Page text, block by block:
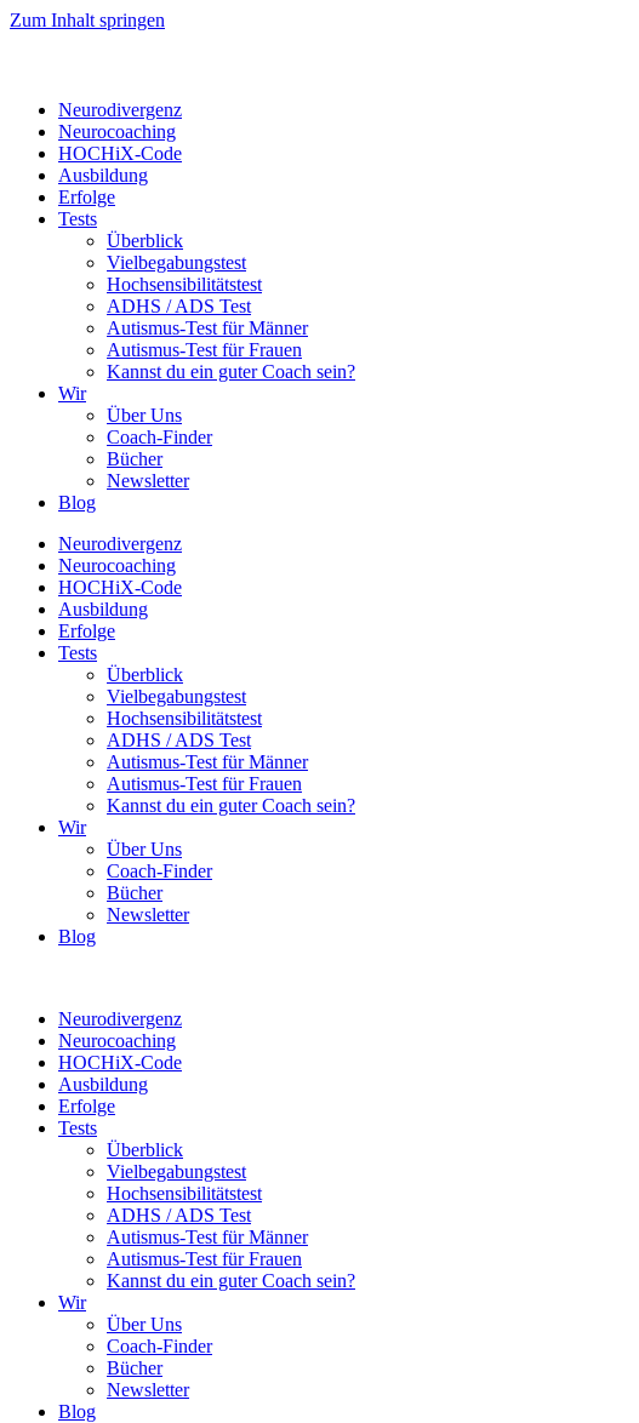
Zum Inhalt springen
Neurodivergenz
Neurocoaching
HOCHiX-Code
Ausbildung
Erfolge
Tests
Überblick
Vielbegabungstest
Hochsensibilitätstest
ADHS / ADS Test
Autismus-Test für Männer
Autismus-Test für Frauen
Kannst du ein guter Coach sein?
Wir
Über Uns
Coach-Finder
Bücher
Newsletter
Blog
Neurodivergenz
Neurocoaching
HOCHiX-Code
Ausbildung
Erfolge
Tests
Überblick
Vielbegabungstest
Hochsensibilitätstest
ADHS / ADS Test
Autismus-Test für Männer
Autismus-Test für Frauen
Kannst du ein guter Coach sein?
Wir
Über Uns
Coach-Finder
Bücher
Newsletter
Blog
Neurodivergenz
Neurocoaching
HOCHiX-Code
Ausbildung
Erfolge
Tests
Überblick
Vielbegabungstest
Hochsensibilitätstest
ADHS / ADS Test
Autismus-Test für Männer
Autismus-Test für Frauen
Kannst du ein guter Coach sein?
Wir
Über Uns
Coach-Finder
Bücher
Newsletter
Blog